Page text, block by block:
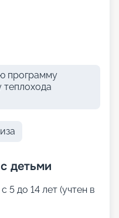
программу
теплохода
детьми
5 до 14 лет (учтен в